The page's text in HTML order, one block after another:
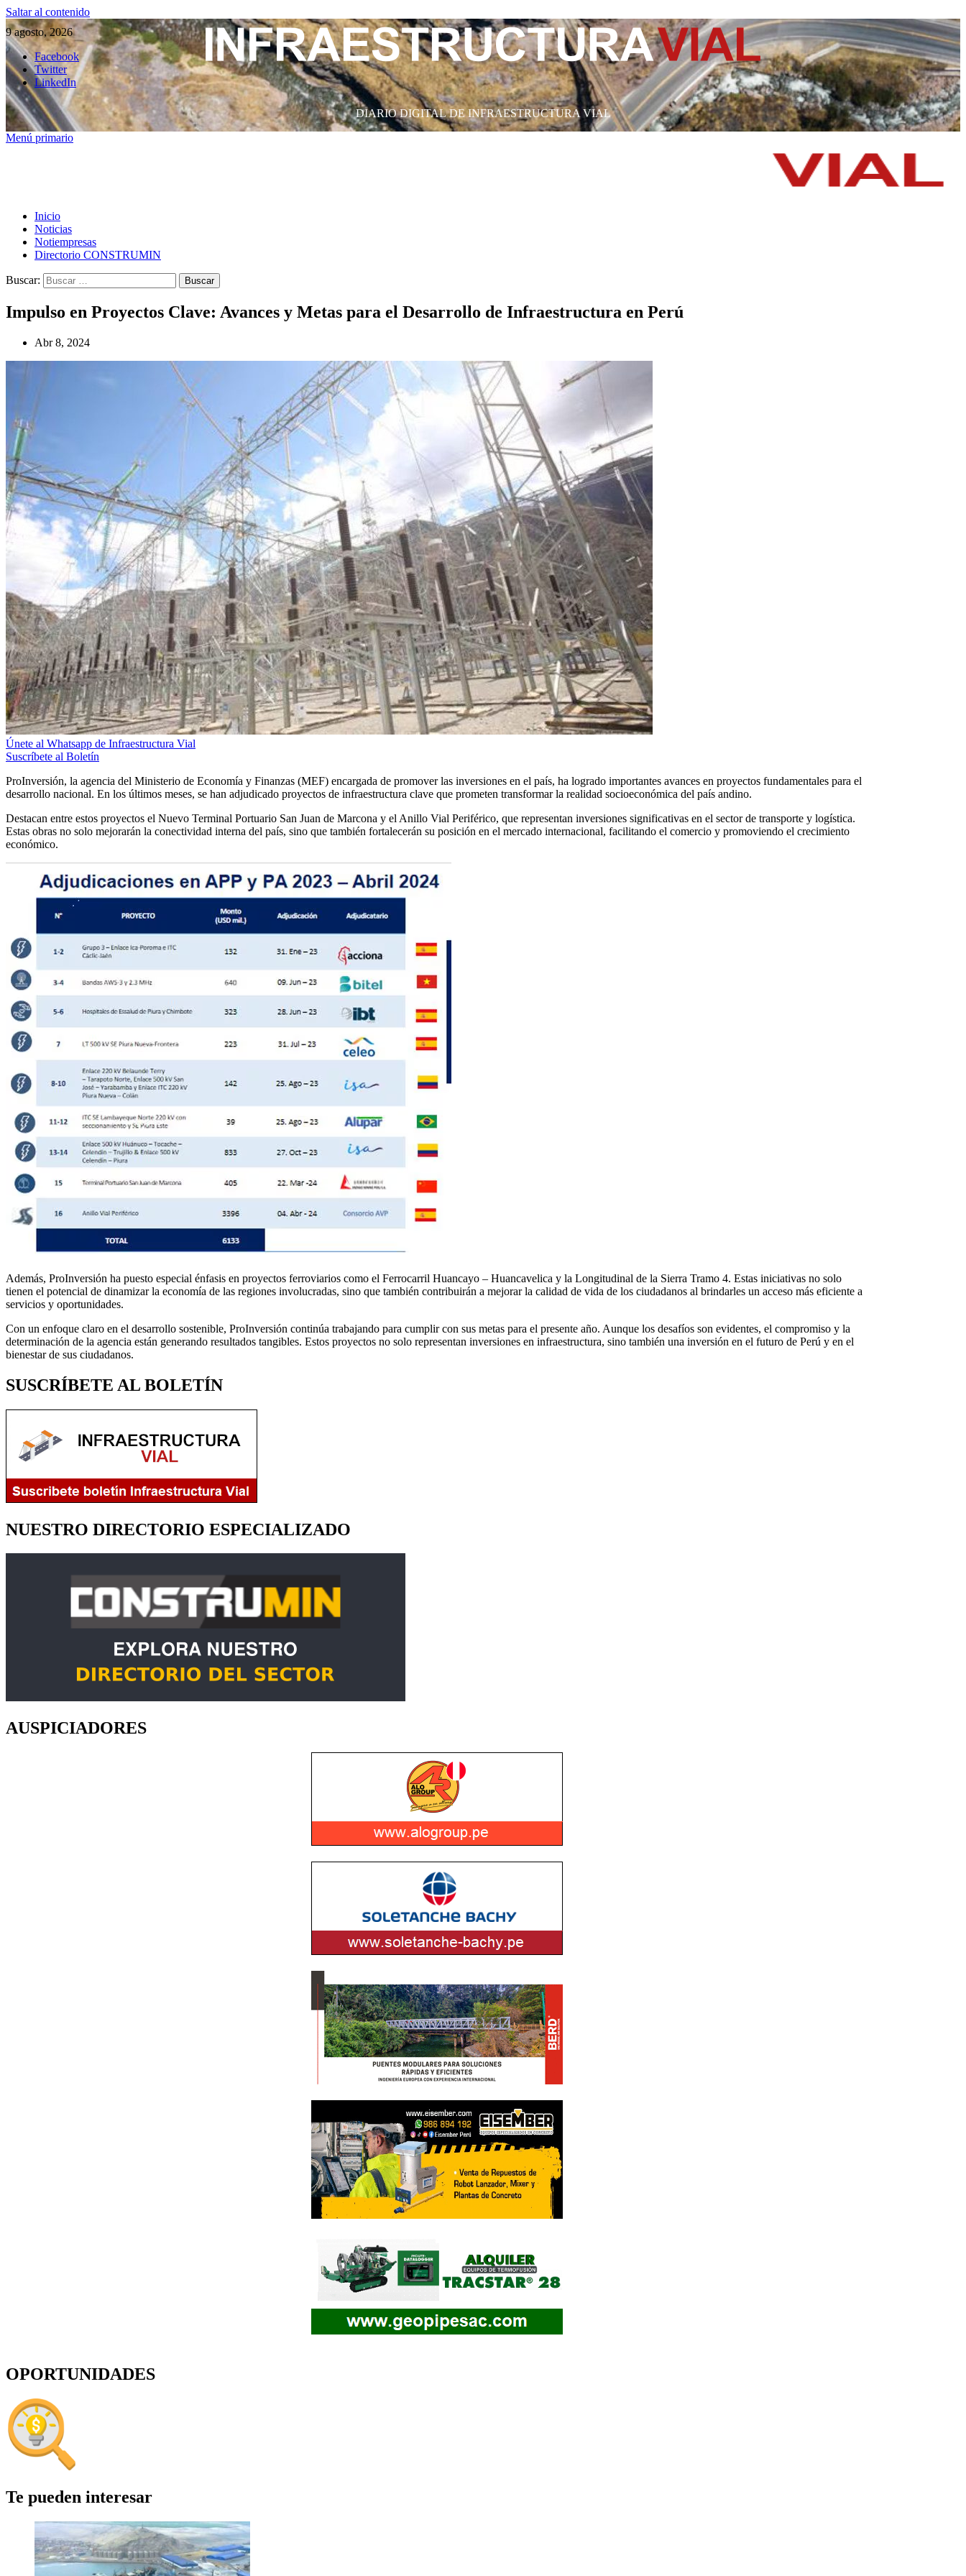
Saltar al contenido
9 agosto, 2026
Facebook
Twitter
LinkedIn
DIARIO DIGITAL DE INFRAESTRUCTURA VIAL
Menú primario
Inicio
Noticias
Notiempresas
Directorio CONSTRUMIN
Buscar:
Impulso en Proyectos Clave: Avances y Metas para el Desarrollo de Infraestructura en Perú
Abr 8, 2024
Únete al Whatsapp de Infraestructura Vial
Suscríbete al Boletín
ProInversión, la agencia del Ministerio de Economía y Finanzas (MEF) encargada de promover las inversiones en el país, ha logrado importantes avances en proyectos fundamentales para el
desarrollo nacional. En los últimos meses, se han adjudicado proyectos de infraestructura clave que prometen transformar la realidad socioeconómica del país andino.
Destacan entre estos proyectos el Nuevo Terminal Portuario San Juan de Marcona y el Anillo Vial Periférico, que representan inversiones significativas en el sector de transporte y logística.
Estas obras no solo mejorarán la conectividad interna del país, sino que también fortalecerán su posición en el mercado internacional, facilitando el comercio y promoviendo el crecimiento
económico.
Además, ProInversión ha puesto especial énfasis en proyectos ferroviarios como el Ferrocarril Huancayo – Huancavelica y la Longitudinal de la Sierra Tramo 4. Estas iniciativas no solo
tienen el potencial de dinamizar la economía de las regiones involucradas, sino que también contribuirán a mejorar la calidad de vida de los ciudadanos al brindarles un acceso más eficiente a
servicios y oportunidades.
Con un enfoque claro en el desarrollo sostenible, ProInversión continúa trabajando para cumplir con sus metas para el presente año. Aunque los desafíos son evidentes, el compromiso y la
determinación de la agencia están generando resultados tangibles. Estos proyectos no solo representan inversiones en infraestructura, sino también una inversión en el futuro de Perú y en el
bienestar de sus ciudadanos.
SUSCRÍBETE AL BOLETÍN
NUESTRO DIRECTORIO ESPECIALIZADO
AUSPICIADORES
OPORTUNIDADES
Te pueden interesar